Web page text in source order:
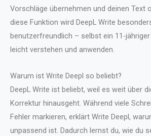
Vorschläge übernehmen und deinen Text
diese Funktion wird DeepL Write
benutzerfreundlich – selbst ein 11-
leicht verstehen und anwenden.
Warum ist Write Deepl so beliebt?
DeepL Write ist beliebt, weil es weit über
Korrektur hinausgeht. Während viele
Fehler markieren, erklärt Write Deepl,
unpassend ist. Dadurch lernst du, wie du